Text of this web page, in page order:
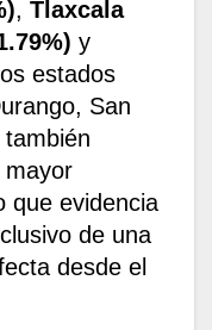
, Tlaxcala
y
estados
San
mayor
que evidencia
de una
desde el